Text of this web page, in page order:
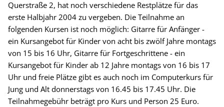
Querstraße 2, hat noch verschiedene Restplätze für das
erste Halbjahr 2004 zu vergeben. Die Teilnahme an
folgenden Kursen ist noch möglich: Gitarre für Anfänger -
ein Kursangebot für Kinder von acht bis zwölf Jahre montags
von 15 bis 16 Uhr, Gitarre für Fortgeschrittene - ein
Kursangebot für Kinder ab 12 Jahre montags von 16 bis 17
Uhr und freie Plätze gibt es auch noch im Computerkurs für
Jung und Alt donnerstags von 16.45 bis 17.45 Uhr. Die
Teilnahmegebühr beträgt pro Kurs und Person 25 Euro.